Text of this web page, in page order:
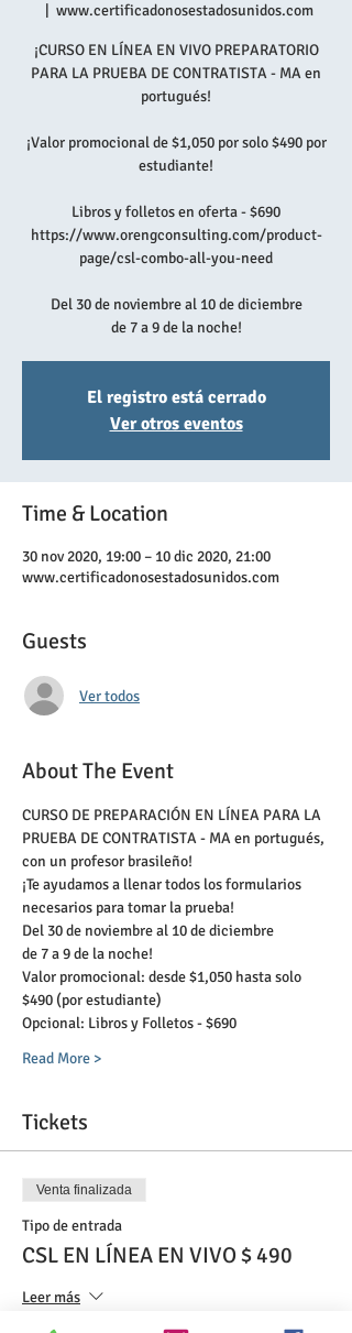
www.certificadonosestadosunidos.com
¡CURSO EN LÍNEA EN VIVO PREPARATORIO
PARA LA PRUEBA DE CONTRATISTA - MA en
portugués!
¡Valor promocional de $1,050 por solo $490 por
estudiante!
Libros y folletos en oferta - $690
https://www.orengconsulting.com/product-
page/csl-combo-all-you-need
Del 30 de noviembre al 10 de diciembre
de 7 a 9 de la noche!
El registro está cerrado
Ver otros eventos
Time & Location
30 nov 2020, 19:00 – 10 dic 2020, 21:00
www.certificadonosestadosunidos.com
Guests
Ver todos
About The Event
CURSO DE PREPARACIÓN EN LÍNEA PARA LA
PRUEBA DE CONTRATISTA - MA en portugués,
con un profesor brasileño!
¡Te ayudamos a llenar todos los formularios
necesarios para tomar la prueba!
Del 30 de noviembre al 10 de diciembre
de 7 a 9 de la noche!
Valor promocional: desde $1,050 hasta solo
$490 (por estudiante)
Opcional: Libros y Folletos - $690
Read More >
Tickets
Venta finalizada
Tipo de entrada
CSL EN LÍNEA EN VIVO $ 490
Leer más